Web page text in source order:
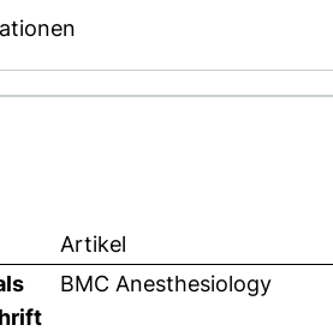
Artikel
BMC Anesthesiology